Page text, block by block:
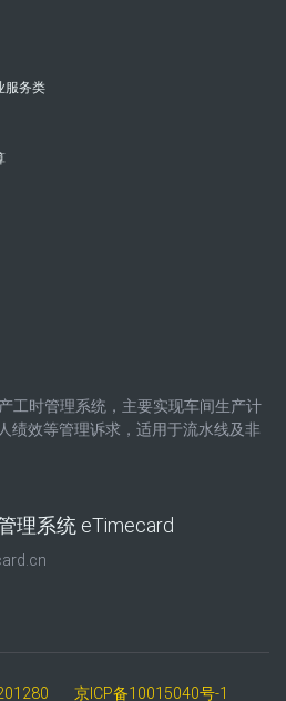
服务类
工时管理系统，主要实现车间生产计
绩效等管理诉求，适用于流水线及非
理系统 eTimecard
京ICP备10015040号-1